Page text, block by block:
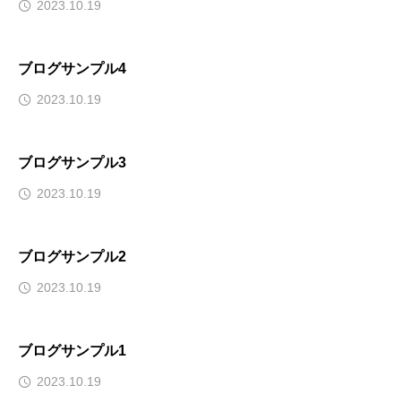
2023.10.19
ブログサンプル4
2023.10.19
ブログサンプル3
2023.10.19
ブログサンプル2
2023.10.19
ブログサンプル1
2023.10.19